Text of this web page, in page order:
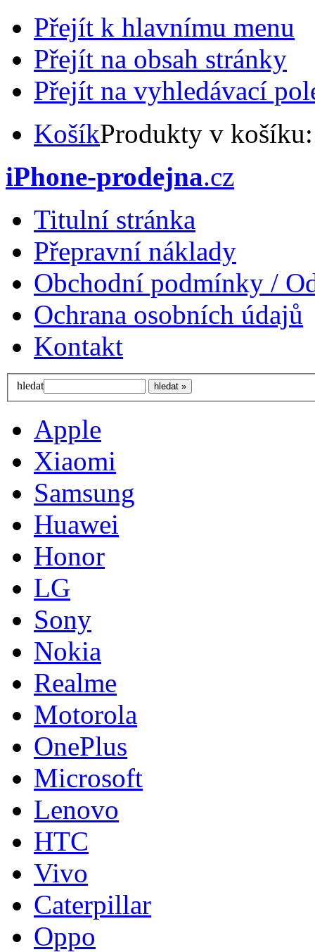
Přejít k hlavnímu menu
Přejít na obsah stránky
Přejít na vyhledávací
KošíkProdukty v
iPhone-prodejna.cz
Titulní stránka
Přepravní náklady
Obchodní podmínky /
Ochrana osobních údajů
Kontakt
hledat
Apple
Xiaomi
Samsung
Huawei
Honor
LG
Sony
Nokia
Realme
Motorola
OnePlus
Microsoft
Lenovo
HTC
Vivo
Caterpillar
Oppo